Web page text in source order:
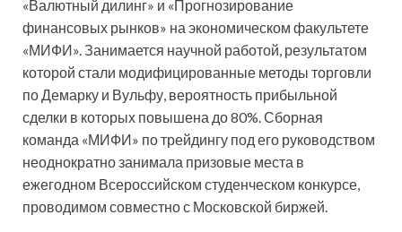
«Валютный дилинг» и «Прогнозирование
финансовых рынков» на экономическом факультете
«МИФИ». Занимается научной работой, результатом
которой стали модифицированные методы торговли
по Демарку и Вульфу, вероятность прибыльной
сделки в которых повышена до 80%. Сборная
команда «МИФИ» по трейдингу под его руководством
неоднократно занимала призовые места в
ежегодном Всероссийском студенческом конкурсе,
проводимом совместно с Московской биржей.